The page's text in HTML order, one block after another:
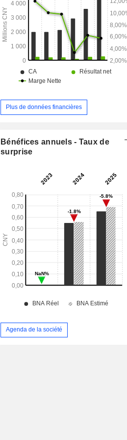
que sur les marchés étrangers.
Plus de données financières
Bénéfices annuels - Taux de
surprise
Agenda de la société